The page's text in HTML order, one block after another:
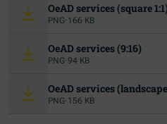
OeAD services (square
PNG· 166 KB
OeAD services (9:16)
PNG·94 KB
OeAD services
PNG· 156 KB